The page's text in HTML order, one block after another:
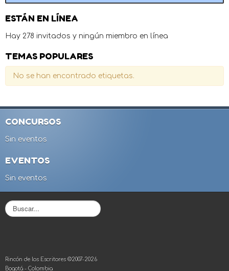
ESTÁN EN LÍNEA
Hay 278 invitados y ningún miembro en línea
TEMAS POPULARES
No se han encontrado etiquetas.
CONCURSOS
Sin eventos
EVENTOS
Sin eventos
B
u
r
.
Rincón de los Escritores ©2007-2026
Bogotá - Colombia